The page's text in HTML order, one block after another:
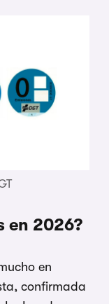
en 2026?
en
confirmada